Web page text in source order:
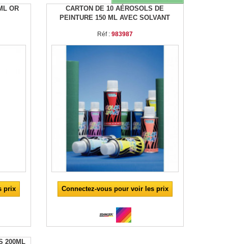
OR
prix
CARTON DE 10 AÉROSOLS DE
PEINTURE 150 ML AVEC SOLVANT
Réf : 983987
Connectez-vous pour voir les prix
200ML